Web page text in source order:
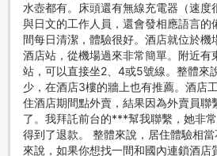
水壺都有。床頭還有無線充電器（速度
與日文的工作人員，還會發相應語言的
間每日清潔，體驗很好。酒店就位於
酒店站，從機場過來非常簡單。附近有
站，可以直接坐2、4或5號線。整體來
少，在酒店3樓的牆上也有推薦。酒店
住酒店期間點外賣，結果因為外賣員聯
了。我拜託前台的***幫我聯繫，她非
得到了退款。 整體來說，居住體驗相
來說，如果你想找一間和國內連鎖酒店